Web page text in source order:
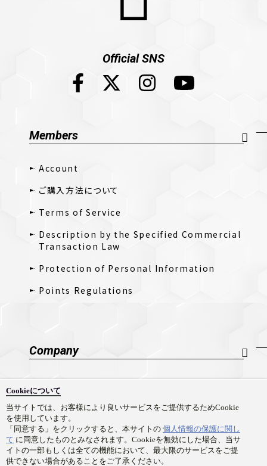
Cookieについて
当サイトでは、お客様により良いサービスをご提供するためCookie
を使用しています。
「同意する」をクリックすると、本サイトの 個人情報の保護に関し
て に同意したものとみなされます。Cookieを無効にした場合、当サ
イトの一部もしくは全ての機能において、最大限のサービスをご提
供できない場合があることをご了承ください。
Official SNS
Members
Account
ご購入方法について
Terms of Service
Description by the Specified Commercial
Transaction Law
Protection of Personal Information
Points Regulations
Company
採用情報
Contact Us